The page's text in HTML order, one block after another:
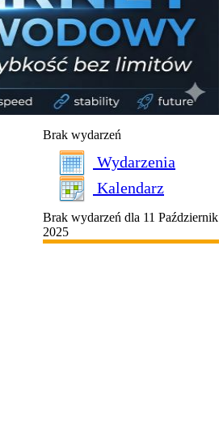
Brak wydarzeń
Wydarzenia
Kalendarz
Brak wydarzeń dla 11 Październik
2025